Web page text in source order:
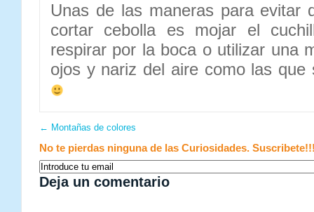
Unas de las maneras para evitar
cortar cebolla es mojar el
respirar por la boca o utilizar una
ojos y nariz del aire como las que
← Montañas de colores
No te pierdas ninguna de las Curiosidades.
Deja un comentario